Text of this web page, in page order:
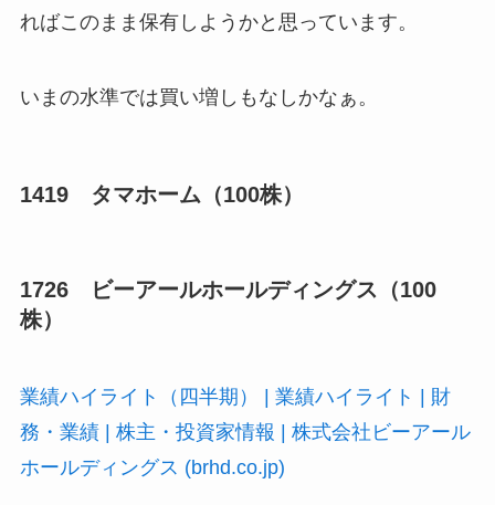
ればこのまま保有しようかと思っています。
いまの水準では買い増しもなしかなぁ。
1419 タマホーム（100株）
1726 ビーアールホールディングス（100
株）
業績ハイライト（四半期） | 業績ハイライト | 財
務・業績 | 株主・投資家情報 | 株式会社ビーアール
ホールディングス (brhd.co.jp)